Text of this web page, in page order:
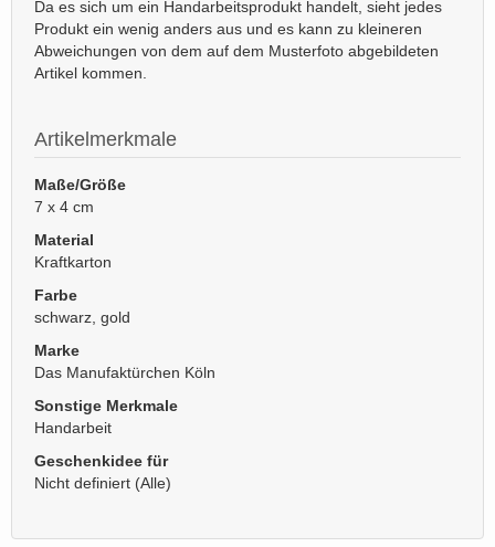
Da es sich um ein Handarbeitsprodukt handelt, sieht jedes
Produkt ein wenig anders aus und es kann zu kleineren
Abweichungen von dem auf dem Musterfoto abgebildeten
Artikel kommen.
Artikelmerkmale
Maße/Größe
7 x 4 cm
Material
Kraftkarton
Farbe
schwarz, gold
Marke
Das Manufaktürchen Köln
Sonstige Merkmale
Handarbeit
Geschenkidee für
Nicht definiert (Alle)